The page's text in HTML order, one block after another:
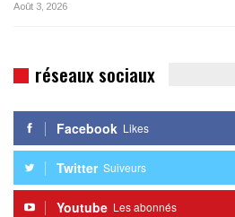
Août 3, 2026
réseaux sociaux
Facebook Likes
Twitter Suiveurs
Youtube Les abonnés